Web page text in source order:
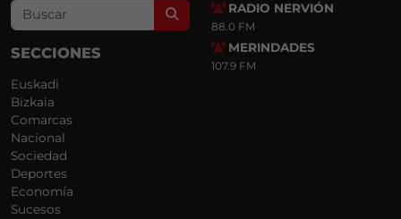
Search
SECCIONES
Euskadi
Bizkaia
Comarcas
Nacional
Sociedad
Deportes
Economía
Sucesos
RADIO NERVIÓN
88.0 FM
MERINDADES
107.9 FM